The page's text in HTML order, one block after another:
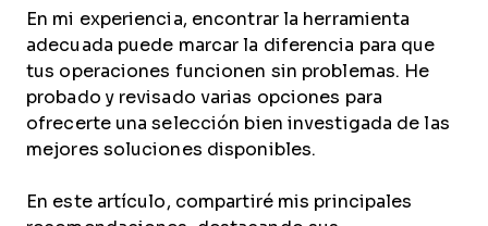
En mi experiencia, encontrar la herramienta
adecuada puede marcar la diferencia para que
tus operaciones funcionen sin problemas. He
probado y revisado varias opciones para
ofrecerte una selección bien investigada de las
mejores soluciones disponibles.
En este artículo, compartiré mis principales